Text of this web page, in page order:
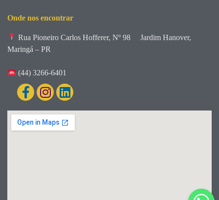
Onde nos encontrar
Rua Pioneiro Carlos Hofferer, Nº 98
Jardim Hanover,
Maringá – PR
(44) 3266-6401